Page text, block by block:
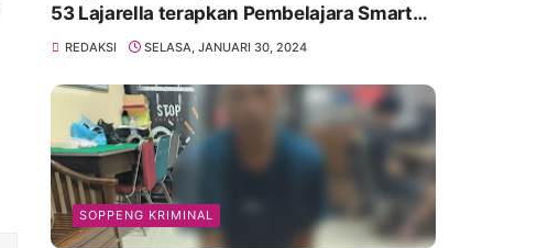
53 Lajarella terapkan Pembelajara Smart
Class Device
REDAKSI SELASA, JANUARI 30, 2024
SOPPENG KRIMINAL